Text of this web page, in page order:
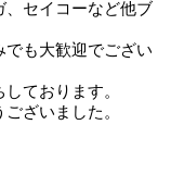
、セイコーなど他ブ
も大歓迎でござい
ております。
ざいました。